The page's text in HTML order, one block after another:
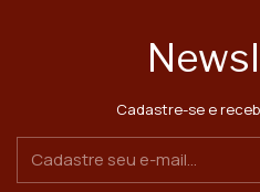
Cadastre-se e